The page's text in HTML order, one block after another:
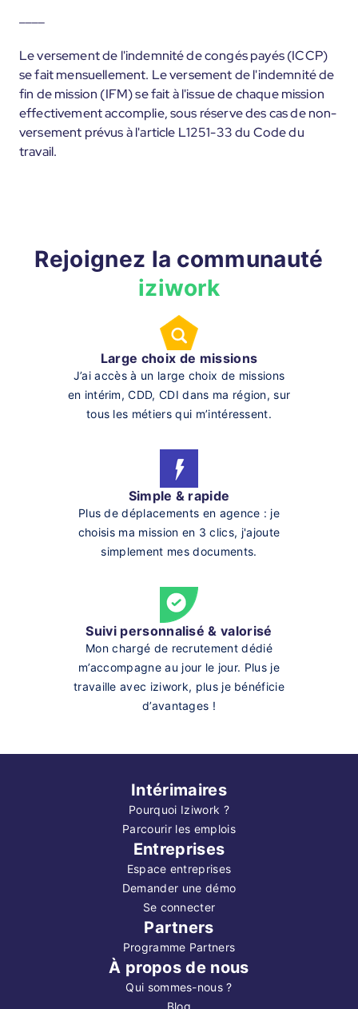
Le versement de l'indemnité de congés payés (ICCP)
se fait mensuellement. Le versement de l'indemnité de
fin de mission (IFM) se fait à l'issue de chaque mission
effectivement accomplie, sous réserve des cas de non-
versement prévus à l'article L1251-33 du Code du
travail.
Rejoignez la communauté
iziwork
Large choix de missions
J’ai accès à un large choix de missions
en intérim, CDD, CDI dans ma région, sur
tous les métiers qui m’intéressent.
Simple & rapide
Plus de déplacements en agence : je
choisis ma mission en 3 clics, j'ajoute
simplement mes documents.
Suivi personnalisé & valorisé
Mon chargé de recrutement dédié
m’accompagne au jour le jour. Plus je
travaille avec iziwork, plus je bénéficie
d’avantages !
Intérimaires
Pourquoi Iziwork ?
Parcourir les emplois
Entreprises
Espace entreprises
Demander une démo
Se connecter
Partners
Programme Partners
À propos de nous
Qui sommes-nous ?
Blog